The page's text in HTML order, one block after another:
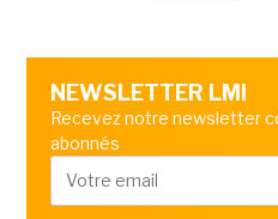
NEWSLETTER LMI
Recevez notre newsletter
abonnés